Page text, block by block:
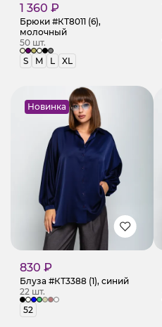
1 360 ₽
Брюки #КТ8011 (6),
молочный
50 шт.
S
M L XL
Новинка
830 ₽
Блуза #КТ3388 (1), синий
22 шт.
52